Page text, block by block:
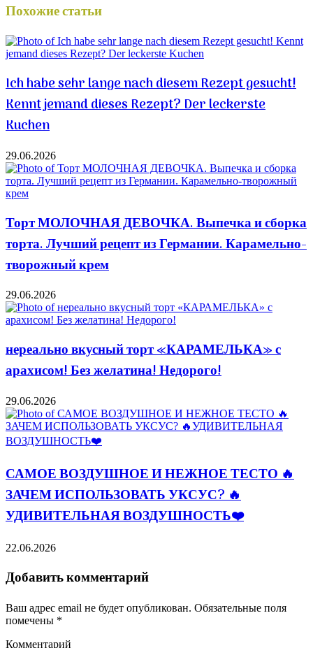
Похожие статьи
Ich habe sehr lange nach diesem Rezept gesucht!
Kennt jemand dieses Rezept? Der leckerste
Kuchen
29.06.2026
Торт МОЛОЧНАЯ ДЕВОЧКА. Выпечка и сборка
торта. Лучший рецепт из Германии. Карамельно-
творожный крем
29.06.2026
нереально вкусный торт «КАРАМЕЛЬКА» с
арахисом! Без желатина! Недорого!
29.06.2026
САМОЕ ВОЗДУШНОЕ И НЕЖНОЕ ТЕСТО 🔥
ЗАЧЕМ ИСПОЛЬЗОВАТЬ УКСУС? 🔥
УДИВИТЕЛЬНАЯ ВОЗДУШНОСТЬ❤️
22.06.2026
Добавить комментарий
Ваш адрес email не будет опубликован. Обязательные поля
помечены *
Комментарий